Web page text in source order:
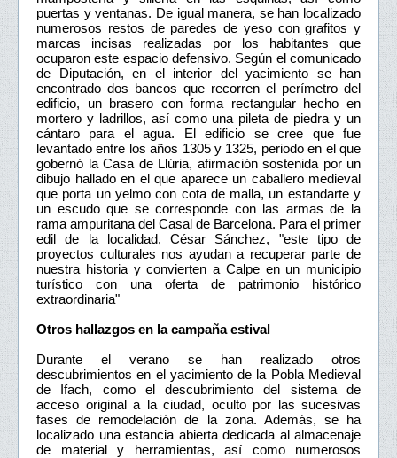
puertas y ventanas. De igual manera, se han localizado
numerosos restos de paredes de yeso con grafitos y
marcas incisas realizadas por los habitantes que
ocuparon este espacio defensivo. Según el comunicado
de Diputación, en el interior del yacimiento se han
encontrado dos bancos que recorren el perímetro del
edificio, un brasero con forma rectangular hecho en
mortero y ladrillos, así como una pileta de piedra y un
cántaro para el agua. El edificio se cree que fue
levantado entre los años 1305 y 1325, periodo en el que
gobernó la Casa de Llúria, afirmación sostenida por un
dibujo hallado en el que aparece un caballero medieval
que porta un yelmo con cota de malla, un estandarte y
un escudo que se corresponde con las armas de la
rama ampuritana del Casal de Barcelona. Para el primer
edil de la localidad, César Sánchez, "este tipo de
proyectos culturales nos ayudan a recuperar parte de
nuestra historia y convierten a Calpe en un municipio
turístico con una oferta de patrimonio histórico
extraordinaria"
Otros hallazgos en la campaña estival
Durante el verano se han realizado otros
descubrimientos en el yacimiento de la Pobla Medieval
de Ifach, como el descubrimiento del sistema de
acceso original a la ciudad, oculto por las sucesivas
fases de remodelación de la zona. Además, se ha
localizado una estancia abierta dedicada al almacenaje
de material y herramientas, así como numerosos